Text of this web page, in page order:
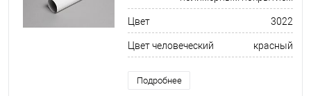
Цвет 3022
Цвет человеческий красный
Подробнее